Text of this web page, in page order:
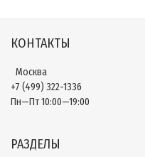
КОНТАКТЫ
Москва
+7 (499) 322-1336
Пн—Пт 10:00—19:00
РАЗДЕЛЫ